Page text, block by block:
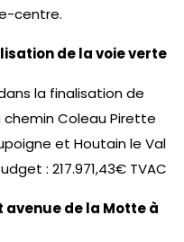
centre.
de la voie verte
la finalisation de
Coleau Pirette
et Houtain le Val
: 217.971,43€ TVAC
avenue de la Motte à